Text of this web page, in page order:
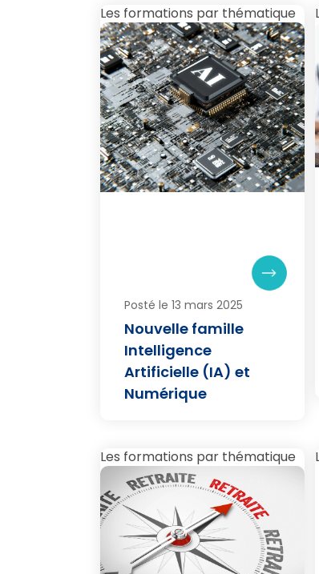
Les formations par thématique
Posté le 13 mars 2025
Nouvelle famille
Intelligence
Artificielle (IA) et
Numérique
Les formations par thématique